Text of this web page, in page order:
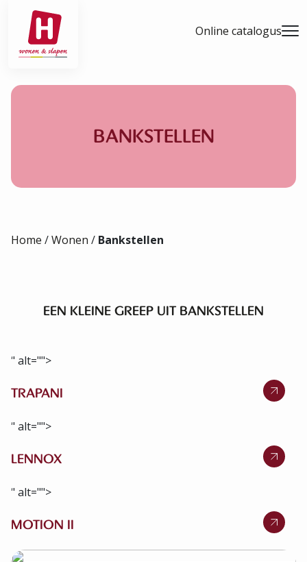
Online catalogus
BANKSTELLEN
Home /Wonen / Bankstellen
EEN KLEINE GREEP UIT BANKSTELLEN
" alt="">
TRAPANI
" alt="">
LENNOX
" alt="">
MOTION II